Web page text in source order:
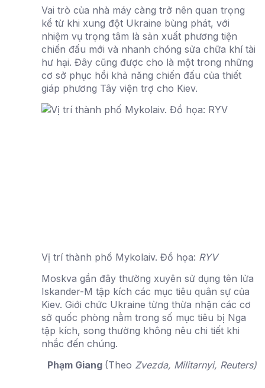
Vai trò của nhà máy càng trở nên quan trọng
kể từ khi xung đột Ukraine bùng phát, với
nhiệm vụ trọng tâm là sản xuất phương tiện
chiến đấu mới và nhanh chóng sửa chữa khí tài
hư hại. Đây cũng được cho là một trong những
cơ sở phục hồi khả năng chiến đấu của thiết
giáp phương Tây viện trợ cho Kiev.
Vị trí thành phố Mykolaiv. Đồ họa: RYV
Moskva gần đây thường xuyên sử dụng tên lửa
Iskander-M tập kích các mục tiêu quân sự của
Kiev. Giới chức Ukraine từng thừa nhận các cơ
sở quốc phòng nằm trong số mục tiêu bị Nga
tập kích, song thường không nêu chi tiết khi
nhắc đến chúng.
Phạm Giang (Theo Zvezda, Militarnyi, Reuters)